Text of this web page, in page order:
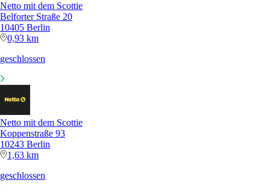
Netto mit dem Scottie
Belforter Straße 20
10405 Berlin
0,93 km
geschlossen
Netto mit dem Scottie
Koppenstraße 93
10243 Berlin
1,63 km
geschlossen